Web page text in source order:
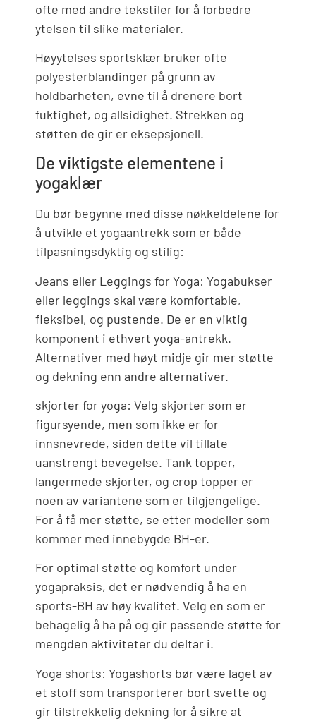
ofte med andre tekstiler for å forbedre
ytelsen til slike materialer.
Høyytelses sportsklær bruker ofte
polyesterblandinger på grunn av
holdbarheten, evne til å drenere bort
fuktighet, og allsidighet. Strekken og
støtten de gir er eksepsjonell.
De viktigste elementene i
yogaklær
Du bør begynne med disse nøkkeldelene for
å utvikle et yogaantrekk som er både
tilpasningsdyktig og stilig:
Jeans eller Leggings for Yoga: Yogabukser
eller leggings skal være komfortable,
fleksibel, og pustende. De er en viktig
komponent i ethvert yoga-antrekk.
Alternativer med høyt midje gir mer støtte
og dekning enn andre alternativer.
skjorter for yoga: Velg skjorter som er
figursyende, men som ikke er for
innsnevrede, siden dette vil tillate
uanstrengt bevegelse. Tank topper,
langermede skjorter, og crop topper er
noen av variantene som er tilgjengelige.
For å få mer støtte, se etter modeller som
kommer med innebygde BH-er.
For optimal støtte og komfort under
yogapraksis, det er nødvendig å ha en
sports-BH av høy kvalitet. Velg en som er
behagelig å ha på og gir passende støtte for
mengden aktiviteter du deltar i.
Yoga shorts: Yogashorts bør være laget av
et stoff som transporterer bort svette og
gir tilstrekkelig dekning for å sikre at